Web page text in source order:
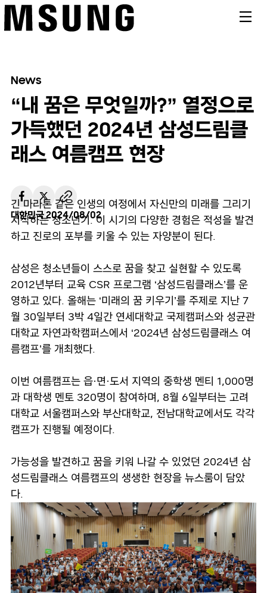
News
“내 꿈은 무엇일까?” 열정으로
가득했던 2024년 삼성드림클
래스 여름캠프 현장
대한민국2024/08/02
긴 마라톤 같은 인생의 여정에서 자신만의 미래를 그리기
시작하는 청소년기. 이 시기의 다양한 경험은 적성을 발견
하고 진로의 포부를 키울 수 있는 자양분이 된다.
삼성은 청소년들이 스스로 꿈을 찾고 실현할 수 있도록
2012년부터 교육 CSR 프로그램 ‘삼성드림클래스’를 운
영하고 있다. 올해는 ‘미래의 꿈 키우기’를 주제로 지난 7
월 30일부터 3박 4일간 연세대학교 국제캠퍼스와 성균관
대학교 자연과학캠퍼스에서 ‘2024년 삼성드림클래스 여
름캠프’를 개최했다.
이번 여름캠프는 읍·면·도서 지역의 중학생 멘티 1,000명
과 대학생 멘토 320명이 참여하며, 8월 6일부터는 고려
대학교 서울캠퍼스와 부산대학교, 전남대학교에서도 각각
캠프가 진행될 예정이다.
가능성을 발견하고 꿈을 키워 나갈 수 있었던 2024년 삼
성드림클래스 여름캠프의 생생한 현장을 뉴스룸이 담았
다.